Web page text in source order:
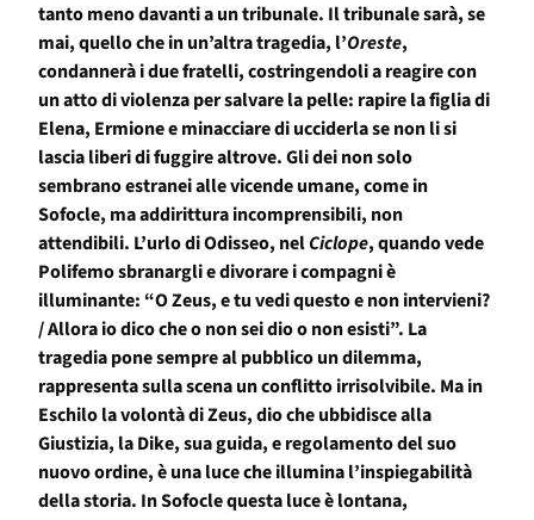
tanto meno davanti a un tribunale. Il tribunale sarà, se
mai, quello che in un’altra tragedia, l’Oreste,
condannerà i due fratelli, costringendoli a reagire con
un atto di violenza per salvare la pelle: rapire la figlia di
Elena, Ermione e minacciare di ucciderla se non li si
lascia liberi di fuggire altrove. Gli dei non solo
sembrano estranei alle vicende umane, come in
Sofocle, ma addirittura incomprensibili, non
attendibili. L’urlo di Odisseo, nelCiclope, quando vede
Polifemo sbranargli e divorare i compagni è
illuminante: “O Zeus, e tu vedi questo e non intervieni?
/ Allora io dico che o non sei dio o non esisti”. La
tragedia pone sempre al pubblico un dilemma,
rappresenta sulla scena un conflitto irrisolvibile. Ma in
Eschilo la volontà di Zeus, dio che ubbidisce alla
Giustizia, la Dike, sua guida, e regolamento del suo
nuovo ordine, è una luce che illumina l’inspiegabilità
della storia. In Sofocle questa luce è lontana,